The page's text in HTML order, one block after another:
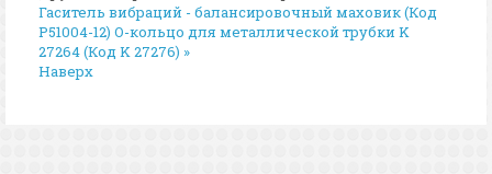
Гаситель вибраций - балансировочный маховик (Код
P51004-12) O-кольцо для металлической трубки K
27264 (Код K 27276) »
Наверх